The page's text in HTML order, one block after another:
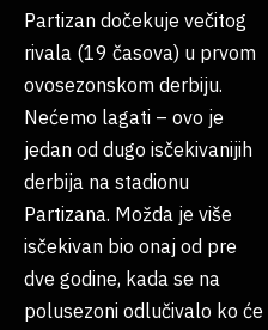
Partizan dočekuje večitog
rivala (19 časova) u prvom
ovosezonskom derbiju.
Nećemo lagati – ovo je
jedan od dugo isčekivanijih
derbija na stadionu
Partizana. Možda je više
isčekivan bio onaj od pre
dve godine, kada se na
polusezoni odlučivalo ko će